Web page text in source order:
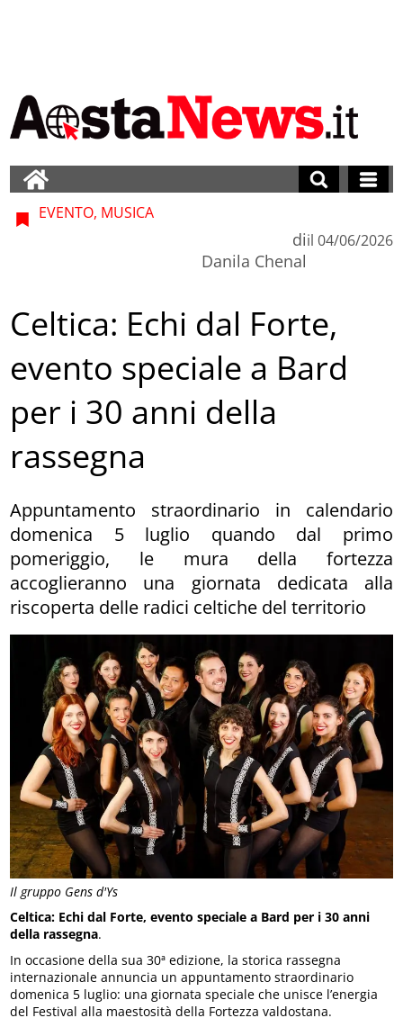
Il gruppo Gens d'Ys
EVENTO, MUSICA
di
Danila Chenal
il 04/06/2026
Celtica: Echi dal Forte,
evento speciale a Bard
per i 30 anni della
rassegna
Appuntamento straordinario in calendario
domenica 5 luglio quando dal primo
pomeriggio, le mura della fortezza
accoglieranno una giornata dedicata alla
riscoperta delle radici celtiche del territorio
Celtica: Echi dal Forte, evento speciale a Bard per i 30 anni
della rassegna.
In occasione della sua 30ª edizione, la storica rassegna
internazionale annuncia un appuntamento straordinario
domenica 5 luglio: una giornata speciale che unisce l’energia
del Festival alla maestosità della Fortezza valdostana.